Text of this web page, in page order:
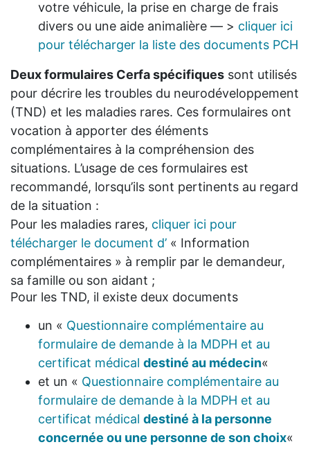
votre véhicule, la prise en charge de frais
divers ou une aide animalière — > cliquer ici
pour télécharger la liste des documents PCH
Deux formulaires Cerfa spécifiques sont utilisés
pour décrire les troubles du neurodéveloppement
(TND) et les maladies rares. Ces formulaires ont
vocation à apporter des éléments
complémentaires à la compréhension des
situations. L’usage de ces formulaires est
recommandé, lorsqu’ils sont pertinents au regard
de la situation :
Pour les maladies rares, cliquer ici pour
télécharger le document d’ « Information
complémentaires » à remplir par le demandeur,
sa famille ou son aidant ;
Pour les TND, il existe deux documents
un « Questionnaire complémentaire au
formulaire de demande à la MDPH et au
certificat médical destiné au médecin«
et un « Questionnaire complémentaire au
formulaire de demande à la MDPH et au
certificat médical destiné à la personne
concernée ou une personne de son choix«